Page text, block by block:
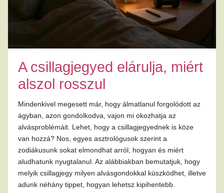
A csillagjegyed elárulja, miért
alszol rosszul
Mindenkivel megesett már, hogy álmatlanul forgolódott az
ágyban, azon gondolkodva, vajon mi okozhatja az
alvásproblémáit. Lehet, hogy a csillagjegyednek is köze
van hozzá? Nos, egyes asztrológusok szerint a
zodiákusunk sokat elmondhat arról, hogyan és miért
aludhatunk nyugtalanul. Az alábbiakban bemutatjuk, hogy
melyik csillagjegy milyen alvásgondokkal küszködhet, illetve
adunk néhány tippet, hogyan lehetsz kipihentebb.